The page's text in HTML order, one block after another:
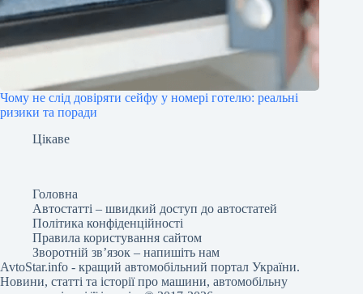
Чому не слід довіряти сейфу у номері готелю: реальні
ризики та поради
Цікаве
Головна
Автостатті – швидкий доступ до автостатей
Політика конфіденційності
Правила користування сайтом
Зворотній зв’язок – напишіть нам
AvtoStar.info - кращий автомобільний портал України.
Новини, статті та історії про машини, автомобільну